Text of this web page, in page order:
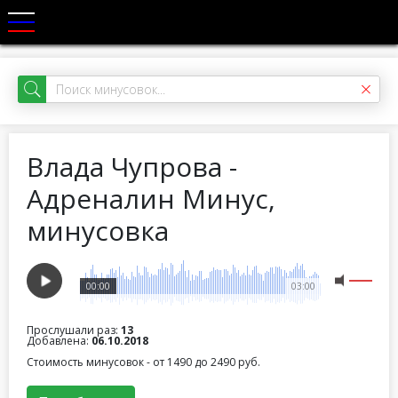
Влада Чупрова -
Адреналин Минус,
минусовка
03:00
00:00
Прослушали раз: 13
Добавлена: 06.10.2018
Стоимость минусовок - от 1490 до 2490 руб.